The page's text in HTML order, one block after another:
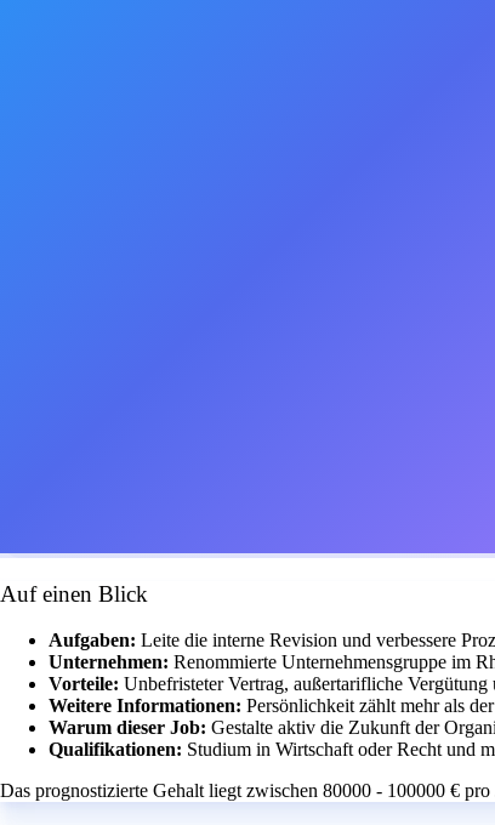
Auf einen Blick
Aufgaben: Leite die interne Revision und verbessere
Unternehmen: Renommierte Unternehmensgruppe im
Vorteile: Unbefristeter Vertrag, außertarifliche
Weitere Informationen: Persönlichkeit zählt mehr als
Warum dieser Job: Gestalte aktiv die Zukunft der
Qualifikationen: Studium in Wirtschaft oder Recht und
Das prognostizierte Gehalt liegt zwischen 80000 - 100000 € pro